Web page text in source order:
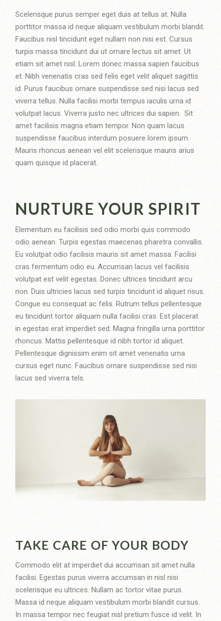
Scelerisque purus semper eget duis at tellus at. Nulla
porttitor massa id neque aliquam vestibulum morbi blandit.
Faucibus nisl tincidunt eget nullam non nisi est. Cursus
turpis massa tincidunt dui ut ornare lectus sit amet. Ut
etiam sit amet nisl. Lorem donec massa sapien faucibus
et. Nibh venenatis cras sed felis eget velit aliquet sagittis
id. Purus faucibus ornare suspendisse sed nisi lacus sed
viverra tellus. Nulla facilisi morbi tempus iaculis urna id
volutpat lacus. Viverra justo nec ultrices dui sapien. Sit
amet facilisis magna etiam tempor. Non quam lacus
suspendisse faucibus interdum posuere lorem ipsum.
Mauris rhoncus aenean vel elit scelerisque mauris arius
quam quisque id placerat.
NURTURE YOUR SPIRIT
Elementum eu facilisis sed odio morbi quis commodo
odio aenean. Turpis egestas maecenas pharetra convallis.
Eu volutpat odio facilisis mauris sit amet massa. Facilisi
cras fermentum odio eu. Accumsan lacus vel facilisis
volutpat est velit egestas. Donec ultrices tincidunt arcu
non. Duis ultricies lacus sed turpis tincidunt id aliquet risus.
Congue eu consequat ac felis. Rutrum tellus pellentesque
eu tincidunt tortor aliquam nulla facilisi cras. Est placerat
in egestas erat imperdiet sed. Magna fringilla urna porttitor
rhoncus. Mattis pellentesque id nibh tortor id aliquet.
Pellentesque dignissim enim sit amet venenatis urna
cursus eget nunc. Faucibus ornare suspendisse sed nisi
lacus sed viverra tels.
TAKE CARE OF YOUR BODY
Commodo elit at imperdiet dui accumsan sit amet nulla
facilisi. Egestas purus viverra accumsan in nisl nisi
scelerisque eu ultrices. Nullam ac tortor vitae purus.
Massa id neque aliquam vestibulum morbi blandit cursus.
In massa tempor nec feugiat nisl pretium fusce id velit. In